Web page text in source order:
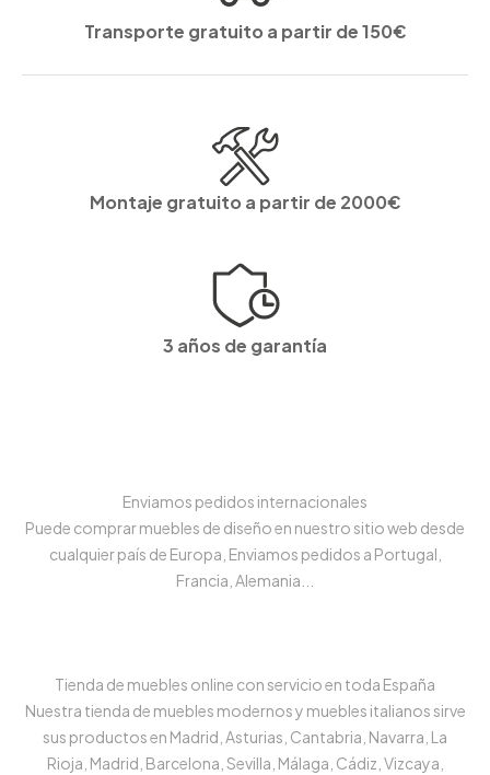
Transporte gratuito a partir de 150€
Montaje gratuito a partir de 2000€
3 años de garantía
Enviamos pedidos internacionales
Puede comprar muebles de diseño en nuestro sitio web desde
cualquier país de Europa, Enviamos pedidos a Portugal,
Francia, Alemania...
Tienda de muebles online con servicio en toda España
Nuestra tienda de muebles modernos y muebles italianos sirve
sus productos en Madrid, Asturias, Cantabria, Navarra, La
Rioja, Madrid, Barcelona, Sevilla, Málaga, Cádiz, Vizcaya,